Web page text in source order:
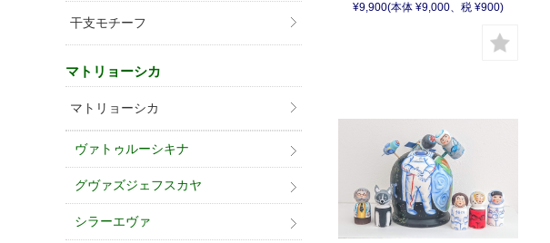
¥9,900(本体 ¥9,000、税 ¥900)
干支モチーフ
マトリョーシカ
マトリョーシカ
ヴァトゥルーシキナ
グヴァズジェフスカヤ
シラーエヴァ